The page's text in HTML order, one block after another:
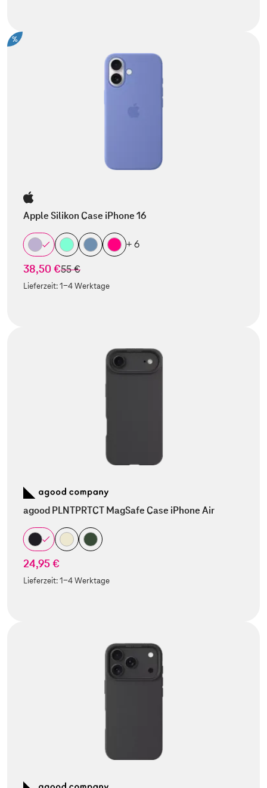
%
Apple Silikon Case iPhone 16
+ 6
38,50 €statt
55 €
Lieferzeit:1-4 Werktage
agood PLNTPRTCT MagSafe Case iPhone Air
24,95 €
Lieferzeit:1-4 Werktage